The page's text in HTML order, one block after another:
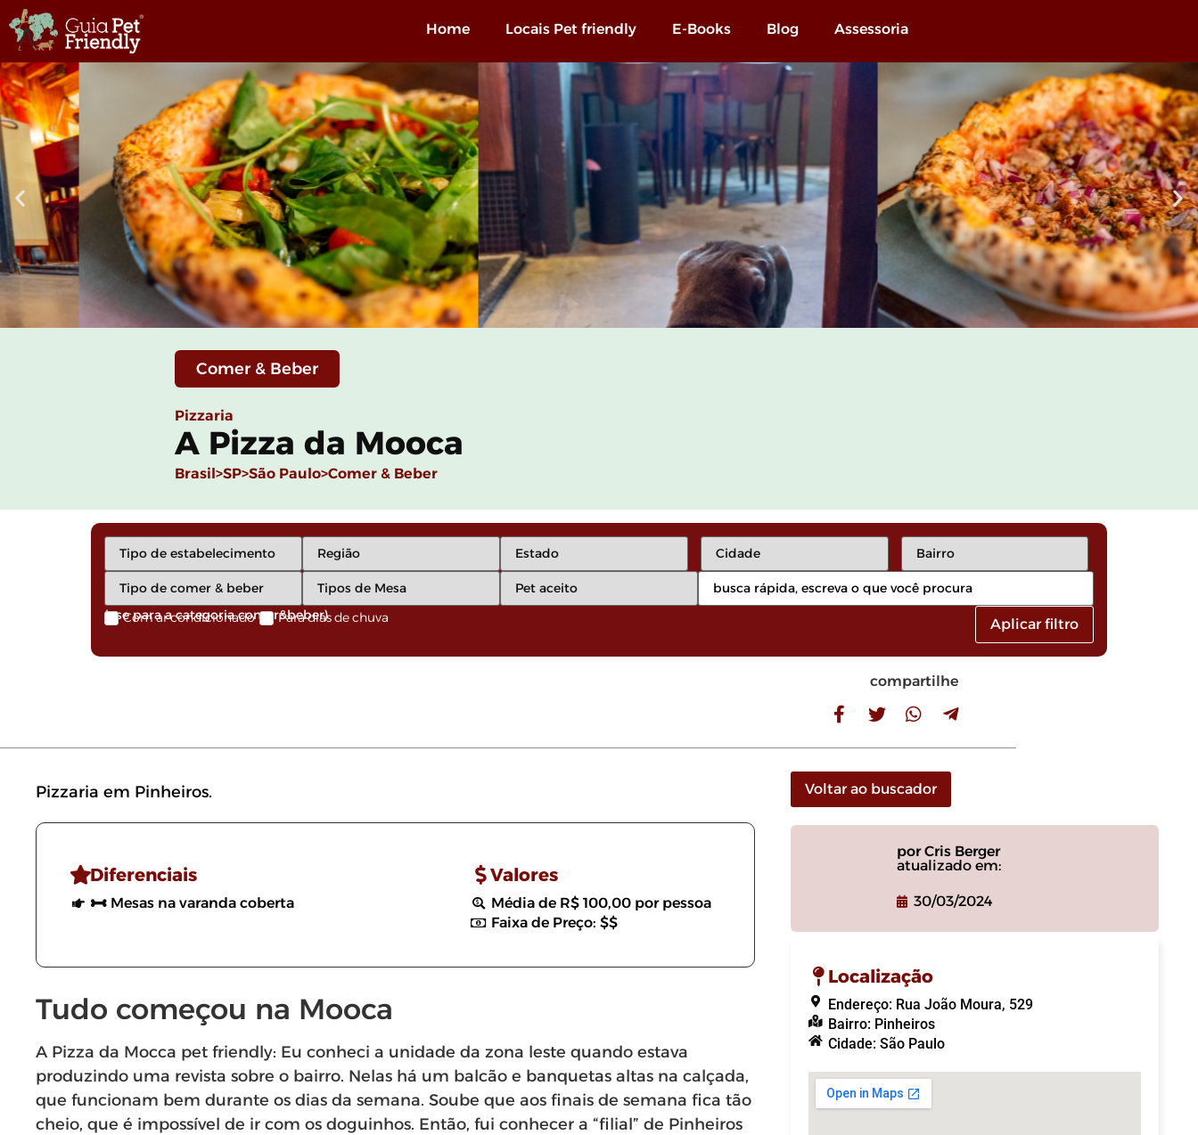
Home Locais Pet friendly E-Books Blog Assessoria
Comer & Beber
Pizzaria
A Pizza da Mooca
Brasil>SP>São Paulo>Comer & Beber
(use para a categoria comer&beber)
Com ar condicionado Para dias de chuva Aplicar filtro
compartilhe
Pizzaria em Pinheiros.
Diferenciais
Mesas na varanda coberta
Valores
Média de R$ 100,00 por pessoa
Faixa de Preço: $$
Tudo começou na Mooca
A Pizza da Mocca pet friendly: Eu conheci a unidade da zona leste quando estava
produzindo uma revista sobre o bairro. Nelas há um balcão e banquetas altas na calçada,
que funcionam bem durante os dias da semana. Soube que aos finais de semana fica tão
cheio, que é impossível de ir com os doguinhos. Então, fui conhecer a “filial” de Pinheiros
Voltar ao buscador
por Cris Berger
atualizado em:
30/03/2024
Localização
Endereço: Rua João Moura, 529
Bairro: Pinheiros
Cidade: São Paulo